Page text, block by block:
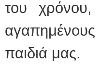
του
αγαπημένους
παιδιά μας.